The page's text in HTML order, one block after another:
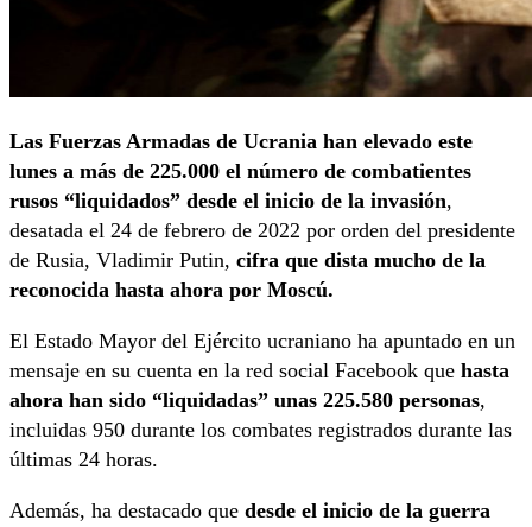
Las Fuerzas Armadas de Ucrania han elevado este
lunes a más de 225.000 el número de combatientes
rusos “liquidados” desde el inicio de la invasión,
desatada el 24 de febrero de 2022 por orden del presidente
de Rusia, Vladimir Putin, cifra que dista mucho de la
reconocida hasta ahora por Moscú.
El Estado Mayor del Ejército ucraniano ha apuntado en un
mensaje en su cuenta en la red social Facebook que hasta
ahora han sido “liquidadas” unas 225.580 personas,
incluidas 950 durante los combates registrados durante las
últimas 24 horas.
Además, ha destacado que desde el inicio de la guerra